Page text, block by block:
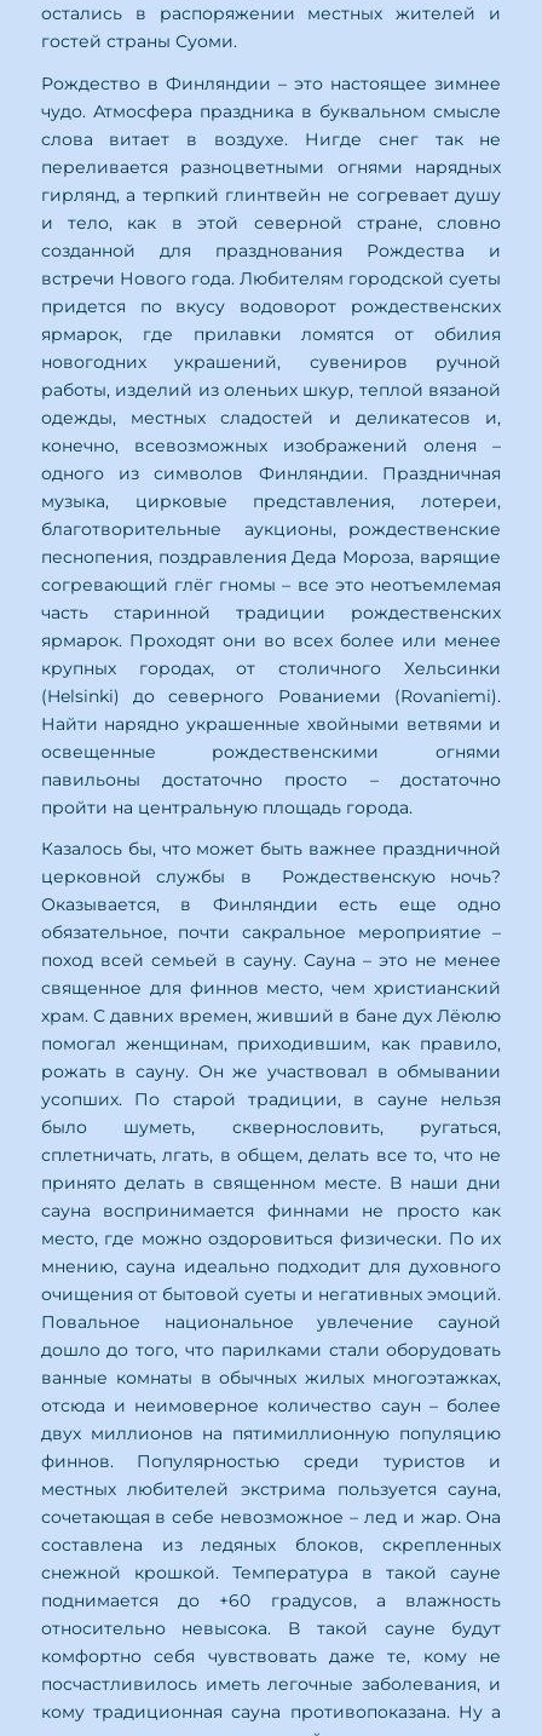
остались в распоряжении местных жителей и
гостей страны Суоми.
Рождество в Финляндии – это настоящее зимнее
чудо. Атмосфера праздника в буквальном смысле
слова витает в воздухе. Нигде снег так не
переливается разноцветными огнями нарядных
гирлянд, а терпкий глинтвейн не согревает душу
и тело, как в этой северной стране, словно
созданной для празднования Рождества и
встречи Нового года. Любителям городской суеты
придется по вкусу водоворот рождественских
ярмарок, где прилавки ломятся от обилия
новогодних украшений, сувениров ручной
работы, изделий из оленьих шкур, теплой вязаной
одежды, местных сладостей и деликатесов и,
конечно, всевозможных изображений оленя –
одного из символов Финляндии. Праздничная
музыка, цирковые представления, лотереи,
благотворительные аукционы, рождественские
песнопения, поздравления Деда Мороза, варящие
согревающий глёг гномы – все это неотъемлемая
часть старинной традиции рождественских
ярмарок. Проходят они во всех более или менее
крупных городах, от столичного Хельсинки
(Helsinki) до северного Рованиеми (Rovaniemi).
Найти нарядно украшенные хвойными ветвями и
освещенные рождественскими огнями
павильоны достаточно просто – достаточно
пройти на центральную площадь города.
Казалось бы, что может быть важнее праздничной
церковной службы в Рождественскую ночь?
Оказывается, в Финляндии есть еще одно
обязательное, почти сакральное мероприятие –
поход всей семьей в сауну. Сауна – это не менее
священное для финнов место, чем христианский
храм. С давних времен, живший в бане дух Лёюлю
помогал женщинам, приходившим, как правило,
рожать в сауну. Он же участвовал в обмывании
усопших. По старой традиции, в сауне нельзя
было шуметь, сквернословить, ругаться,
сплетничать, лгать, в общем, делать все то, что не
принято делать в священном месте. В наши дни
сауна воспринимается финнами не просто как
место, где можно оздоровиться физически. По их
мнению, сауна идеально подходит для духовного
очищения от бытовой суеты и негативных эмоций.
Повальное национальное увлечение сауной
дошло до того, что парилками стали оборудовать
ванные комнаты в обычных жилых многоэтажках,
отсюда и неимоверное количество саун – более
двух миллионов на пятимиллионную популяцию
финнов. Популярностью среди туристов и
местных любителей экстрима пользуется сауна,
сочетающая в себе невозможное – лед и жар. Она
составлена из ледяных блоков, скрепленных
снежной крошкой. Температура в такой сауне
поднимается до +60 градусов, а влажность
относительно невысока. В такой сауне будут
комфортно себя чувствовать даже те, кому не
посчастливилось иметь легочные заболевания, и
кому традиционная сауна противопоказана. Ну а